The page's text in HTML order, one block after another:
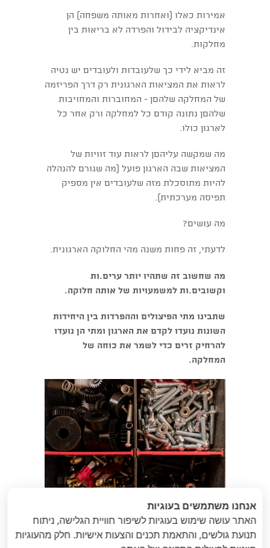
אמירות כאלו (ואחרות מאותה משפחה) הן
אינדיקציה לבידול והפרדה לא בריאות בין
מחלקות.
זה מביא לידי כך שלעובדות ולעובדים יש נטיה
לראות את המציאות הארגונית רק דרך הפריזמה
של המחלקה שלהםן - המחוברות והמחויבות
שלהםן נתונה קודם כל למחלקה ורק אחר כל
לארגון כולו.
מה שמקשה עליהםן לראות עוד זוויות של
המציאות שבה הארגון פועל (מה שגורם להנהלה
להיות מתוסכלת מזה שלעובדים אין מספיק
תפיסה מערכתית).
מה עושים?
לדעתי, זה פחות משנה מהי החלוקה הארגונית.
מה שחשוב זה שתהיו יותר ערים.ות
וקשובים.ות למשמעויות של אותה חלוקה.
שתבינו מתי הפיצולים וההפרדות בין היחידות
השונות נועדו לקדם את הארגון ומתי הן נועדו
להרחיק זרים כדי לשמר את כוחה של
המחלקה.
« הקודם: שמישהו
הבא: בין חרות
אנחנו משתמשים בעוגיות
האתר עושה שימוש בעוגיות לשיפור חוויית הגלישה, ניתוח
תנועת גולשים, והתאמת תכנים והצעות אישיות. חלק מהעוגיות